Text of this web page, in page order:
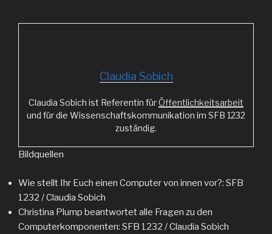
Claudia Sobich
Claudia Sobich ist Referentin fürÖffentlichkeitsarbeit
und für die Wissenschaftskommunikation im SFB 1232
zuständig.
Bildquellen
Wie stellt Ihr Euch einen Computer von innen vor?: SFB
1232 / Claudia Sobich
Christina Plump beantwortet alle Fragen zu den
Computerkomponenten: SFB 1232 / Claudia Sobich